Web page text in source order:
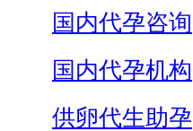
国内代孕咨询
国内代孕机构
供卵代生助孕